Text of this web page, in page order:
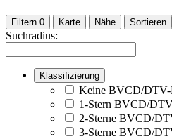
Filtern 0 Karte Nähe Sortieren
Suchradius:
Klassifizierung
Keine BVCD/DTV-
1-Stern BVCD/
2-Sterne BVCD/
3-Sterne BVCD/